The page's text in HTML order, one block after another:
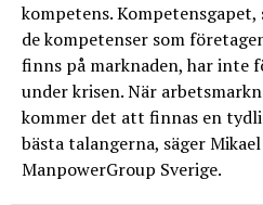
kompetens.
de kompetenser som
finns på marknaden, har
under krisen. När
kommer det att finnas en
bästa talangerna, säger
ManpowerGroup Sverige.